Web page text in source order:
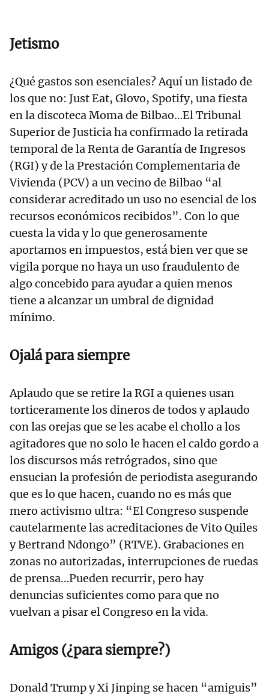
Jetismo
¿Qué gastos son esenciales? Aquí un listado de
los que no: Just Eat, Glovo, Spotify, una fiesta
en la discoteca Moma de Bilbao…El Tribunal
Superior de Justicia ha confirmado la retirada
temporal de la Renta de Garantía de Ingresos
(RGI) y de la Prestación Complementaria de
Vivienda (PCV) a un vecino de Bilbao “al
considerar acreditado un uso no esencial de los
recursos económicos recibidos”. Con lo que
cuesta la vida y lo que generosamente
aportamos en impuestos, está bien ver que se
vigila porque no haya un uso fraudulento de
algo concebido para ayudar a quien menos
tiene a alcanzar un umbral de dignidad
mínimo.
Ojalá para siempre
Aplaudo que se retire la RGI a quienes usan
torticeramente los dineros de todos y aplaudo
con las orejas que se les acabe el chollo a los
agitadores que no solo le hacen el caldo gordo a
los discursos más retrógrados, sino que
ensucian la profesión de periodista asegurando
que es lo que hacen, cuando no es más que
mero activismo ultra: “El Congreso suspende
cautelarmente las acreditaciones de Vito Quiles
y Bertrand Ndongo” (RTVE). Grabaciones en
zonas no autorizadas, interrupciones de ruedas
de prensa…Pueden recurrir, pero hay
denuncias suficientes como para que no
vuelvan a pisar el Congreso en la vida.
Amigos (¿para siempre?)
Donald Trump y Xi Jinping se hacen “amiguis”